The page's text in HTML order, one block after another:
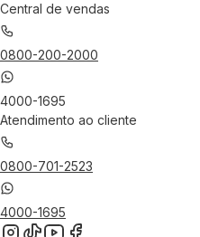
Central de vendas
0800-200-2000
4000-1695
Atendimento ao cliente
0800-701-2523
4000-1695